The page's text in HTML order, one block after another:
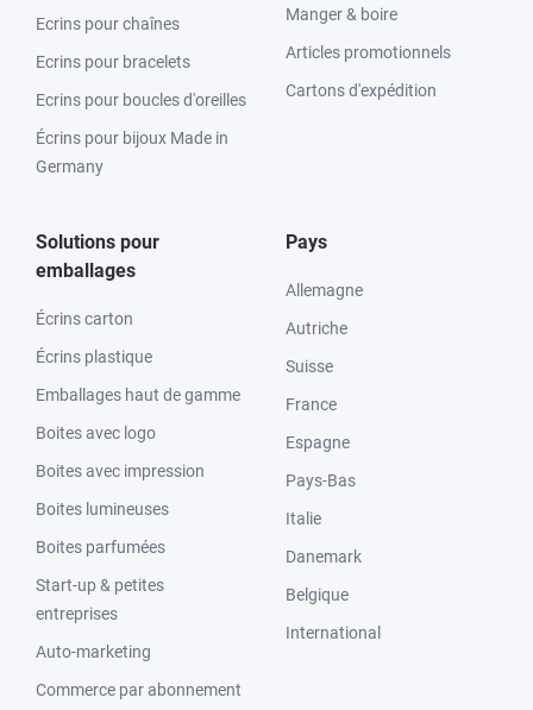
Ecrins pour chaînes
Ecrins pour bracelets
Ecrins pour boucles d'oreilles
Écrins pour bijoux Made in
Germany
Manger & boire
Articles promotionnels
Cartons d'expédition
Solutions pour
emballages
Écrins carton
Écrins plastique
Emballages haut de gamme
Boites avec logo
Boites avec impression
Boites lumineuses
Boites parfumées
Start-up & petites
entreprises
Auto-marketing
Commerce par abonnement
Pays
Allemagne
Autriche
Suisse
France
Espagne
Pays-Bas
Italie
Danemark
Belgique
International